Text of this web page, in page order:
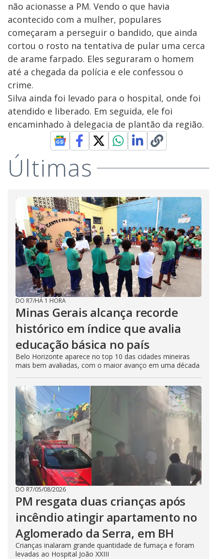
não acionasse a PM. Vendo o que havia
acontecido com a mulher, populares
começaram a perseguir o bandido, que ainda
cortou o rosto na tentativa de pular uma cerca
de arame farpado. Eles seguraram o homem
até a chegada da polícia e ele confessou o
crime.
Silva ainda foi levado para o hospital, onde foi
atendido e liberado. Em seguida, ele foi
encaminhado à delegacia de plantão da região.
Últimas
DO R7/HÁ 1 HORA
Minas Gerais alcança recorde
histórico em índice que avalia
educação básica no país
Belo Horizonte aparece no top 10 das cidades mineiras
mais bem avaliadas, com o maior avanço em uma década
DO R7/05/08/2026
PM resgata duas crianças após
incêndio atingir apartamento no
Aglomerado da Serra, em BH
Crianças inalaram grande quantidade de fumaça e foram
levadas ao Hospital João XXIII